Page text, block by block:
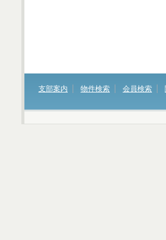
支部案内 物件検索 会員検索